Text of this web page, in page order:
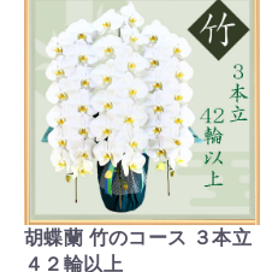
胡蝶蘭 竹のコース ３本立
４２輪以上